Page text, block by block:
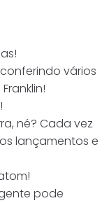
vários
né? Cada vez
lançamentos e
pode